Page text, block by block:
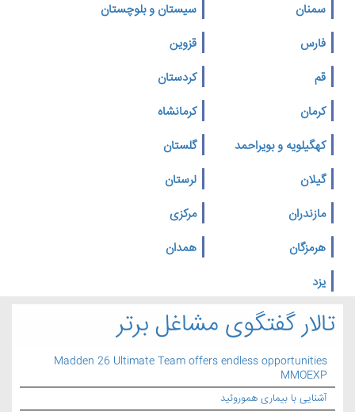
سمنان
سیستان و بلوچستان
فارس
قزوین
قم
کردستان
کرمان
کرمانشاه
کهگیلویه و بویراحمد
گلستان
گیلان
لرستان
مازندران
مرکزی
هرمزگان
همدان
یزد
تالار گفتگوی مشاغل برتر
Madden 26 Ultimate Team offers endless opportunities
MMOEXP
آشنایی با بیماری هموروئید